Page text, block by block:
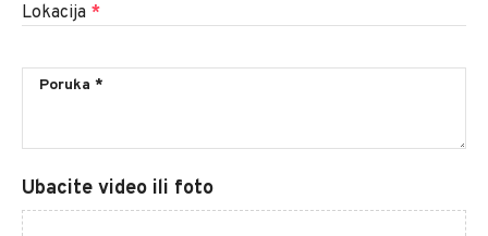
Lokacija *
Ubacite video ili foto